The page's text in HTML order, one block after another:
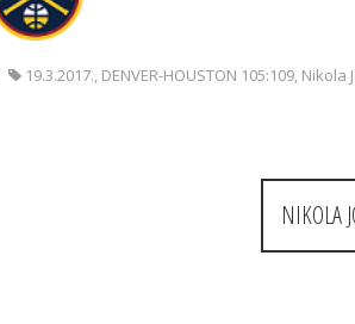
19.3.2017., DENVER-HOUSTON 105:109, Nikola
NIKOLA